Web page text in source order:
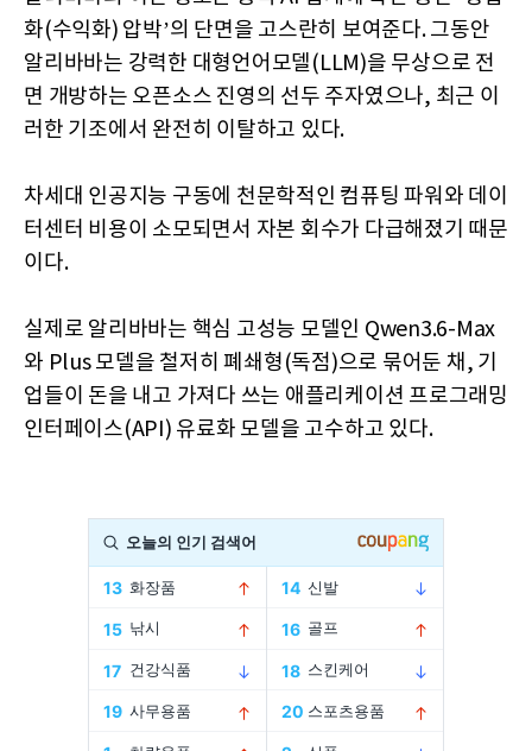
화(수익화) 압박’의 단면을 고스란히 보여준다. 그동안
알리바바는 강력한 대형언어모델(LLM)을 무상으로 전
면 개방하는 오픈소스 진영의 선두 주자였으나, 최근 이
러한 기조에서 완전히 이탈하고 있다.
차세대 인공지능 구동에 천문학적인 컴퓨팅 파워와 데이
터센터 비용이 소모되면서 자본 회수가 다급해졌기 때문
이다.
실제로 알리바바는 핵심 고성능 모델인 Qwen3.6-Max
와 Plus 모델을 철저히 폐쇄형(독점)으로 묶어둔 채, 기
업들이 돈을 내고 가져다 쓰는 애플리케이션 프로그래밍
인터페이스(API) 유료화 모델을 고수하고 있다.